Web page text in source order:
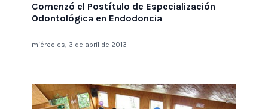
Comenzó el Postítulo de Especialización
Odontológica en Endodoncia
miércoles, 3 de abril de 2013